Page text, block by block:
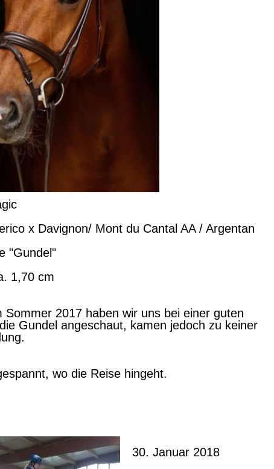
x Davignon/ Mont du Cantal AA / Argentan
"Gundel"
1,70 cm
Sommer 2017 haben wir uns bei einer guten
Gundel angeschaut, kamen jedoch zu keiner
wo die Reise hingeht.
30. Januar 2018